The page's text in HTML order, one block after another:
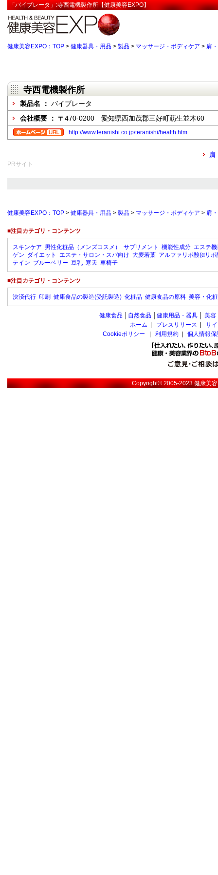
「バイブレータ」:寺西電機製作所【健康美容EXPO】
健康美容EXPO：TOP > 健康器具・用品 > 製品 > マッサージ・ボディケア > 肩
寺西電機製作所
製品名 ： バイブレータ
会社概要 ： 〒470-0200 愛知県西加茂郡三好町莇生並木60
http://www.teranishi.co.jp/teranishi/health.htm
PRサイト
健康美容EXPO：TOP > 健康器具・用品 > 製品 > マッサージ・ボディケア > 肩
■注目カテゴリ・コンテンツ
スキンケア 男性化粧品（メンズコスメ） サプリメント 機能性成分 エステ
ゲン ダイエット エステ・サロン・スパ向け 大麦若葉 アルファリポ酸(αリポ
テイン ブルーベリー 豆乳 寒天 車椅子
■注目カテゴリ・コンテンツ
決済代行 印刷 健康食品の製造(受託製造) 化粧品 健康食品の原料 美容・化
健康食品 自然食品 健康用品・器具 美容
ホーム
プレスリリース
サ
Cookieポリシー
利用規約 個人情報
Copyright© 2005-2023健康美